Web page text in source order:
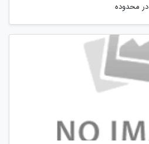
در محدوده